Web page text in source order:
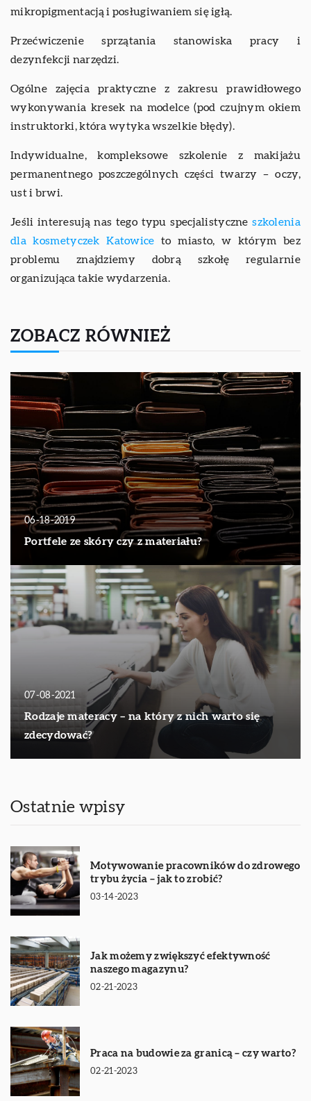
mikropigmentacją i posługiwaniem się igłą.
Przećwiczenie sprzątania stanowiska pracy i
dezynfekcji narzędzi.
Ogólne zajęcia praktyczne z zakresu prawidłowego
wykonywania kresek na modelce (pod czujnym okiem
instruktorki, która wytyka wszelkie błędy).
Indywidualne, kompleksowe szkolenie z makijażu
permanentnego poszczególnych części twarzy – oczy,
ust i brwi.
Jeśli interesują nas tego typu specjalistyczneszkolenia
dla kosmetyczek Katowice to miasto, w którym bez
problemu znajdziemy dobrą szkołę regularnie
organizująca takie wydarzenia.
ZOBACZ RÓWNIEŻ
06-18-2019
Portfele ze skóry czy z materiału?
07-08-2021
Rodzaje materacy – na który z nich warto się
zdecydować?
Ostatnie wpisy
Motywowanie pracowników do zdrowego
trybu życia – jak to zrobić?
03-14-2023
Jak możemy zwiększyć efektywność
naszego magazynu?
02-21-2023
Praca na budowie za granicą – czy warto?
02-21-2023